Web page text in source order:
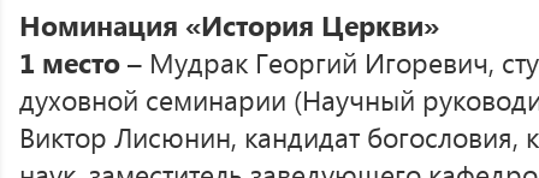
Номинация «История Церкви»
1 место– Мудрак Георгий Игоревич,
духовной семинарии (Научный
Виктор Лисюнин, кандидат богословия,